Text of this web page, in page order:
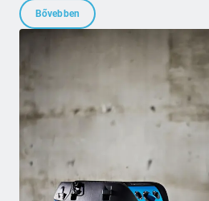
Bővebben